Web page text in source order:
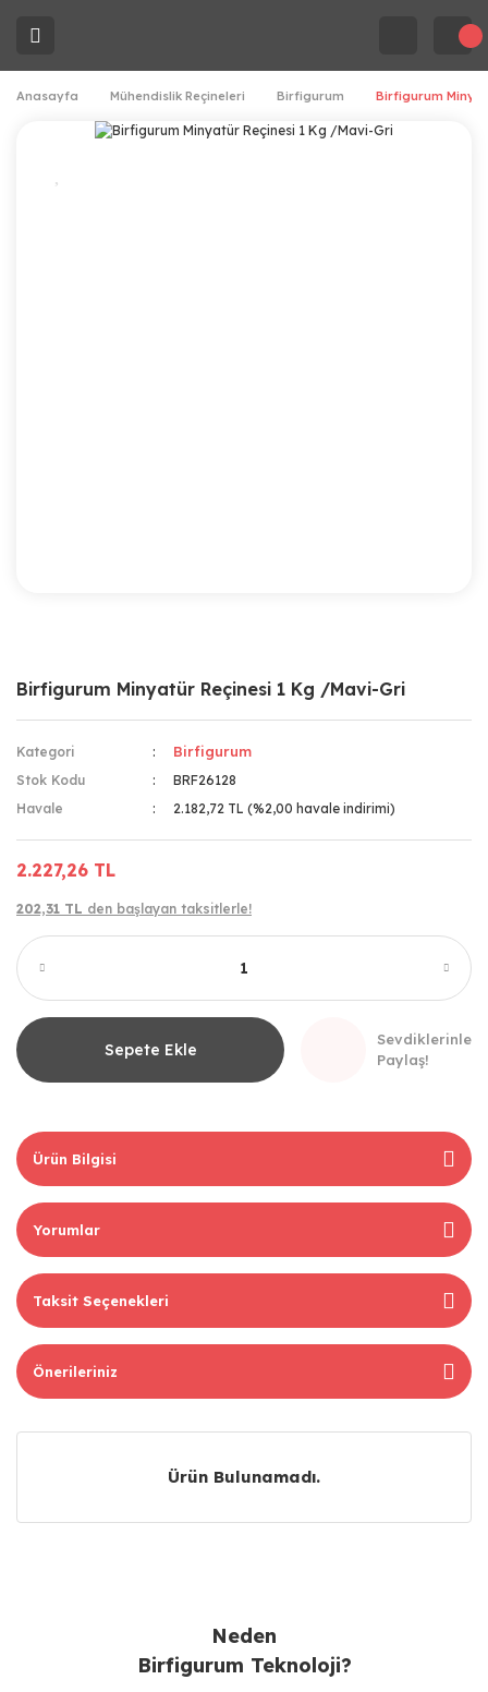
Anasayfa Mühendislik Reçineleri Birfigurum Birfigurum
Birfigurum Minyatür Reçinesi 1 Kg /Mavi-Gri
Kategori Birfigurum
Stok Kodu
BRF26128
Havale
2.182,72 TL (%2,00 havale indirimi)
2.227,26 TL
202,31 TL den başlayan taksitlerle!
Sepete Ekle
Sevdiklerinle
Paylaş!
Ürün Bilgisi
Yorumlar
Taksit Seçenekleri
Önerileriniz
Ürün Bulunamadı.
Neden
Birfigurum Teknoloji?